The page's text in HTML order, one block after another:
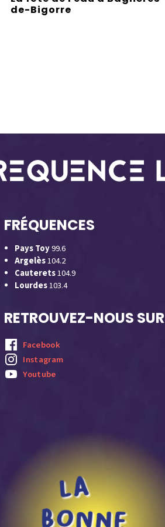
de-Bigorre
FRÉQUENCES
Pays Toy99.6
Argelès104.2
Cauterets104.9
Lourdes103.4
RETROUVEZ-NOUS SUR
Facebook
Instagram
Youtube